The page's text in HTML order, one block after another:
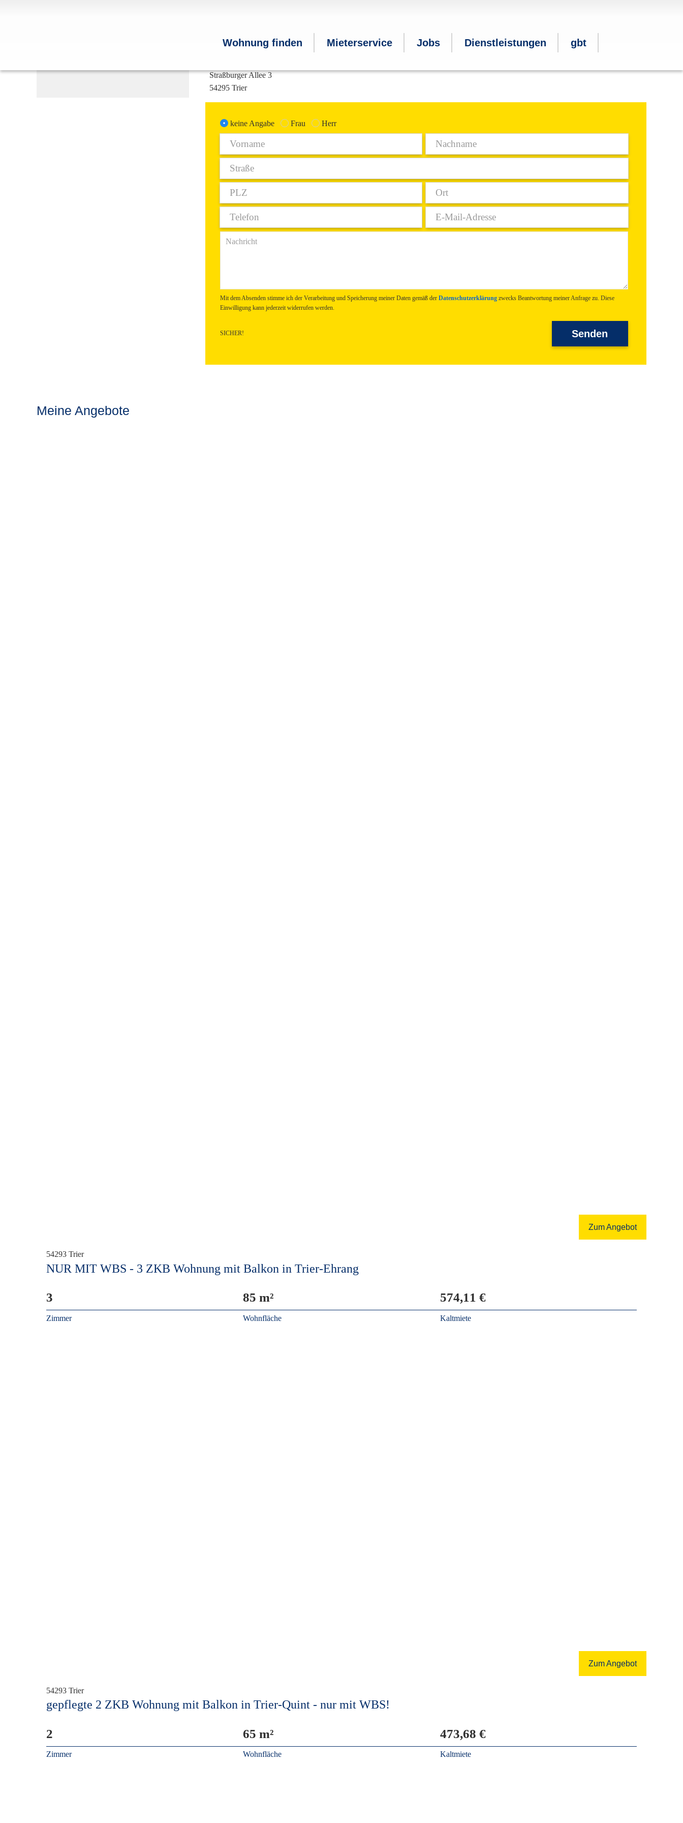
Wohnung finden Mieterservice Jobs Dienstleistungen gbt
anna.ganser@gbt-trier.de
Straßburger Allee 3
54295 Trier
keine Angabe Frau Herr
Mit dem Absenden stimme ich der Verarbeitung und Speicherung meiner Daten gemäß der Datenschutzerklärungzwecks Beantwortung meiner Anfrage zu. Diese
Einwilligung kann jederzeit widerrufen werden.
SICHER! Senden
Meine Angebote
Zum Angebot
54293 Trier
NUR MIT WBS - 3 ZKB Wohnung mit Balkon in Trier-Ehrang
Zimmer
3
Wohnfläche
85 m²
Kaltmiete
574,11 €
Zum Angebot
54293 Trier
gepflegte 2 ZKB Wohnung mit Balkon in Trier-Quint - nur mit WBS!
Zimmer
2
Wohnfläche
65 m²
Kaltmiete
473,68 €